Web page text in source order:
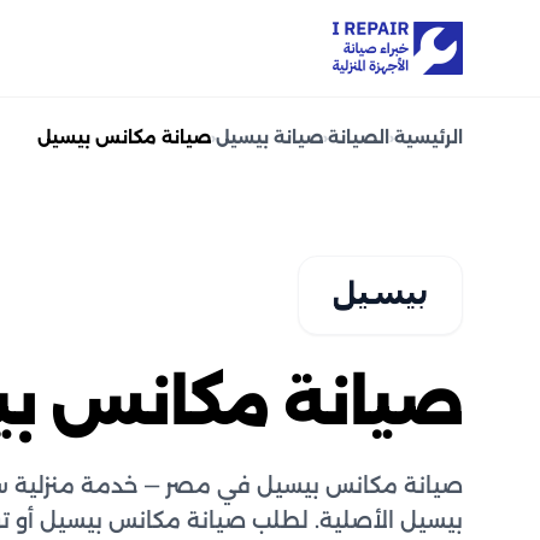
الرئيسية‹ الصيانة‹صيانة بيسيل‹صيانة مكانس بيسيل
صيانة مكانس
صيانة مكانس بيسيل في مصر — خدمة منزلية
بيسيل الأصلية. لطلب صيانة مكانس بيسيل أو